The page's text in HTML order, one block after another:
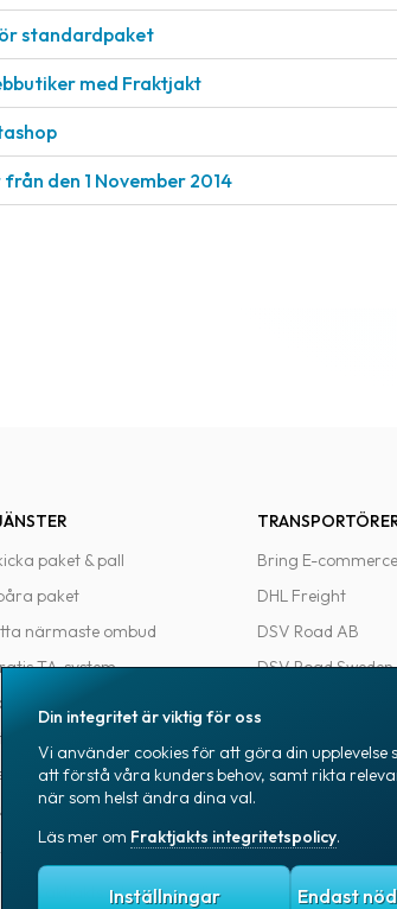
standardpaket
med Fraktjakt
den 1 November 2014
paket & pall
paket
närmaste ombud
TA-system
för utvecklare
Bring E-
DHL Freight
DSV Road AB
DSV Road Sweden
PostNord Sverige
Fraktjakts integritetspolicy Allmänna
Din integritet är viktig för oss
Vi använder cookies för att göra din
att förstå våra kunders behov, samt rikta
när som helst ändra dina val.
Läs mer om Fraktjakts integritetspolicy.
Inställningar